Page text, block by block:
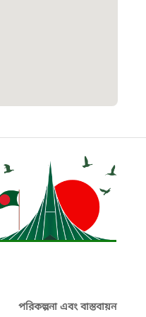
পরিকল্পনা এবং বাস্তবায়ন